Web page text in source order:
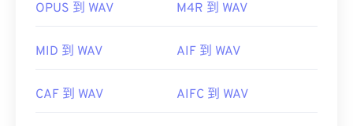
OPUS 到 WAV M4R 到 WAV
MID 到 WAV AIF 到 WAV
CAF 到 WAV AIFC 到 WAV